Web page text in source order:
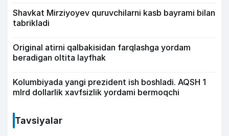
Shavkat Mirziyoyev quruvchilarni kasb bayrami bilan
tabrikladi
Original atirni qalbakisidan farqlashga yordam
beradigan oltita layfhak
Kolumbiyada yangi prezident ish boshladi. AQSH 1
mlrd dollarlik xavfsizlik yordami bermoqchi
Tavsiyalar